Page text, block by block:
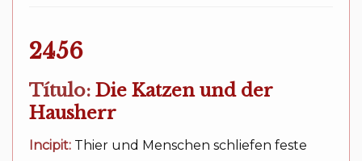
2456
Título: Die Katzen und der
Hausherr
Incipit: Thier und Menschen schliefen feste